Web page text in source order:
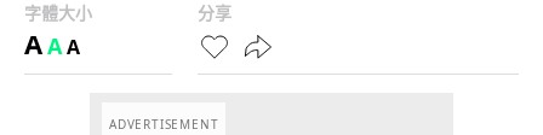
字體大小
AAA
分享
ADVERTISEMENT